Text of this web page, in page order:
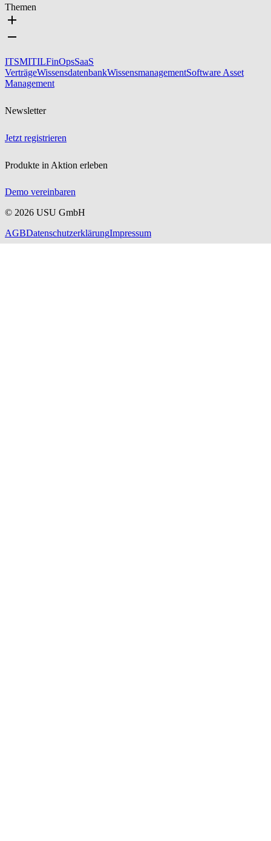
Themen
ITSMITILFinOpsSaaS
VerträgeWissensdatenbankWissensmanagementSoftware Asset
Management
Newsletter
Jetzt registrieren
Produkte in Aktion erleben
Demo vereinbaren
© 2026 USU GmbH
AGBDatenschutzerklärungImpressum